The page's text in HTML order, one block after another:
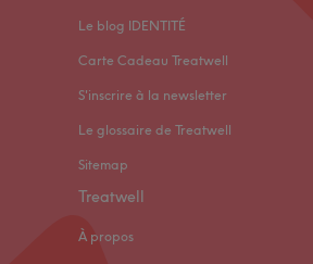
Le blog IDENTITÉ
Carte Cadeau Treatwell
S'inscrire à la newsletter
Le glossaire de Treatwell
Sitemap
Treatwell
À propos